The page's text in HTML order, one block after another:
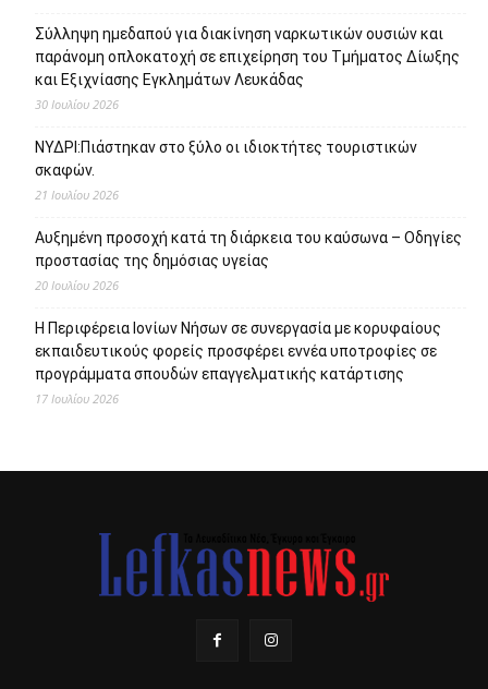
Σύλληψη ημεδαπού για διακίνηση ναρκωτικών ουσιών και
παράνομη οπλοκατοχή σε επιχείρηση του Τμήματος Δίωξης
και Εξιχνίασης Εγκλημάτων Λευκάδας
30 Ιουλίου 2026
ΝΥΔΡΙ:Πιάστηκαν στο ξύλο οι ιδιοκτήτες τουριστικών
σκαφών.
21 Ιουλίου 2026
Αυξημένη προσοχή κατά τη διάρκεια του καύσωνα – Οδηγίες
προστασίας της δημόσιας υγείας
20 Ιουλίου 2026
Η Περιφέρεια Ιονίων Νήσων σε συνεργασία με κορυφαίους
εκπαιδευτικούς φορείς προσφέρει εννέα υποτροφίες σε
προγράμματα σπουδών επαγγελματικής κατάρτισης
17 Ιουλίου 2026